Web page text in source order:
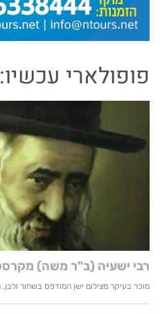
פופולארי עכשיו: